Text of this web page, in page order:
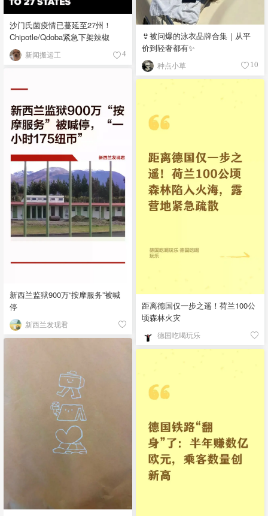
沙门氏菌疫情已蔓延至27州！
Chipotle/Qdoba紧急下架辣椒
新闻搬运工 4
👙被问爆的泳衣品牌合集｜从平
价到轻奢都有✨
种点小草 10
新西兰监狱900万“按摩服务”被喊
停
新西兰发现君
距离德国仅一步之遥！荷兰100公
顷森林火灾
德国吃喝玩乐